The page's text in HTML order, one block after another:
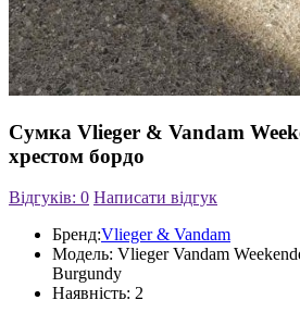
Сумка Vlieger & Vandam
хрестом бордо
Відгуків: 0 Написати відгук
Бренд:Vlieger & Vandam
Модель: Vlieger Vandam
Burgundy
Наявність: 2